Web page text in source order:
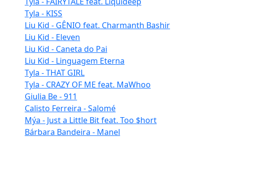
Tyla - KISS
Liu Kid - GÊNIO feat. Charmanth Bashir
Liu Kid - Eleven
Liu Kid - Caneta do Pai
Liu Kid - Linguagem Eterna
Tyla - THAT GIRL
Tyla - CRAZY OF ME feat. MaWhoo
Giulia Be - 911
Calisto Ferreira - Salomé
Mýa - Just a Little Bit feat. Too $hort
Bárbara Bandeira - Manel